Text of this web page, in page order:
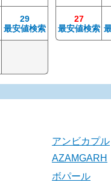
29
最安値検索
27
最安値検索
アンビカプル
AZAMGARH
ボパール